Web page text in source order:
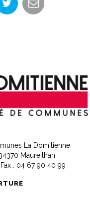
La Domitienne
Maureilhan
: 04 67 90 40 99